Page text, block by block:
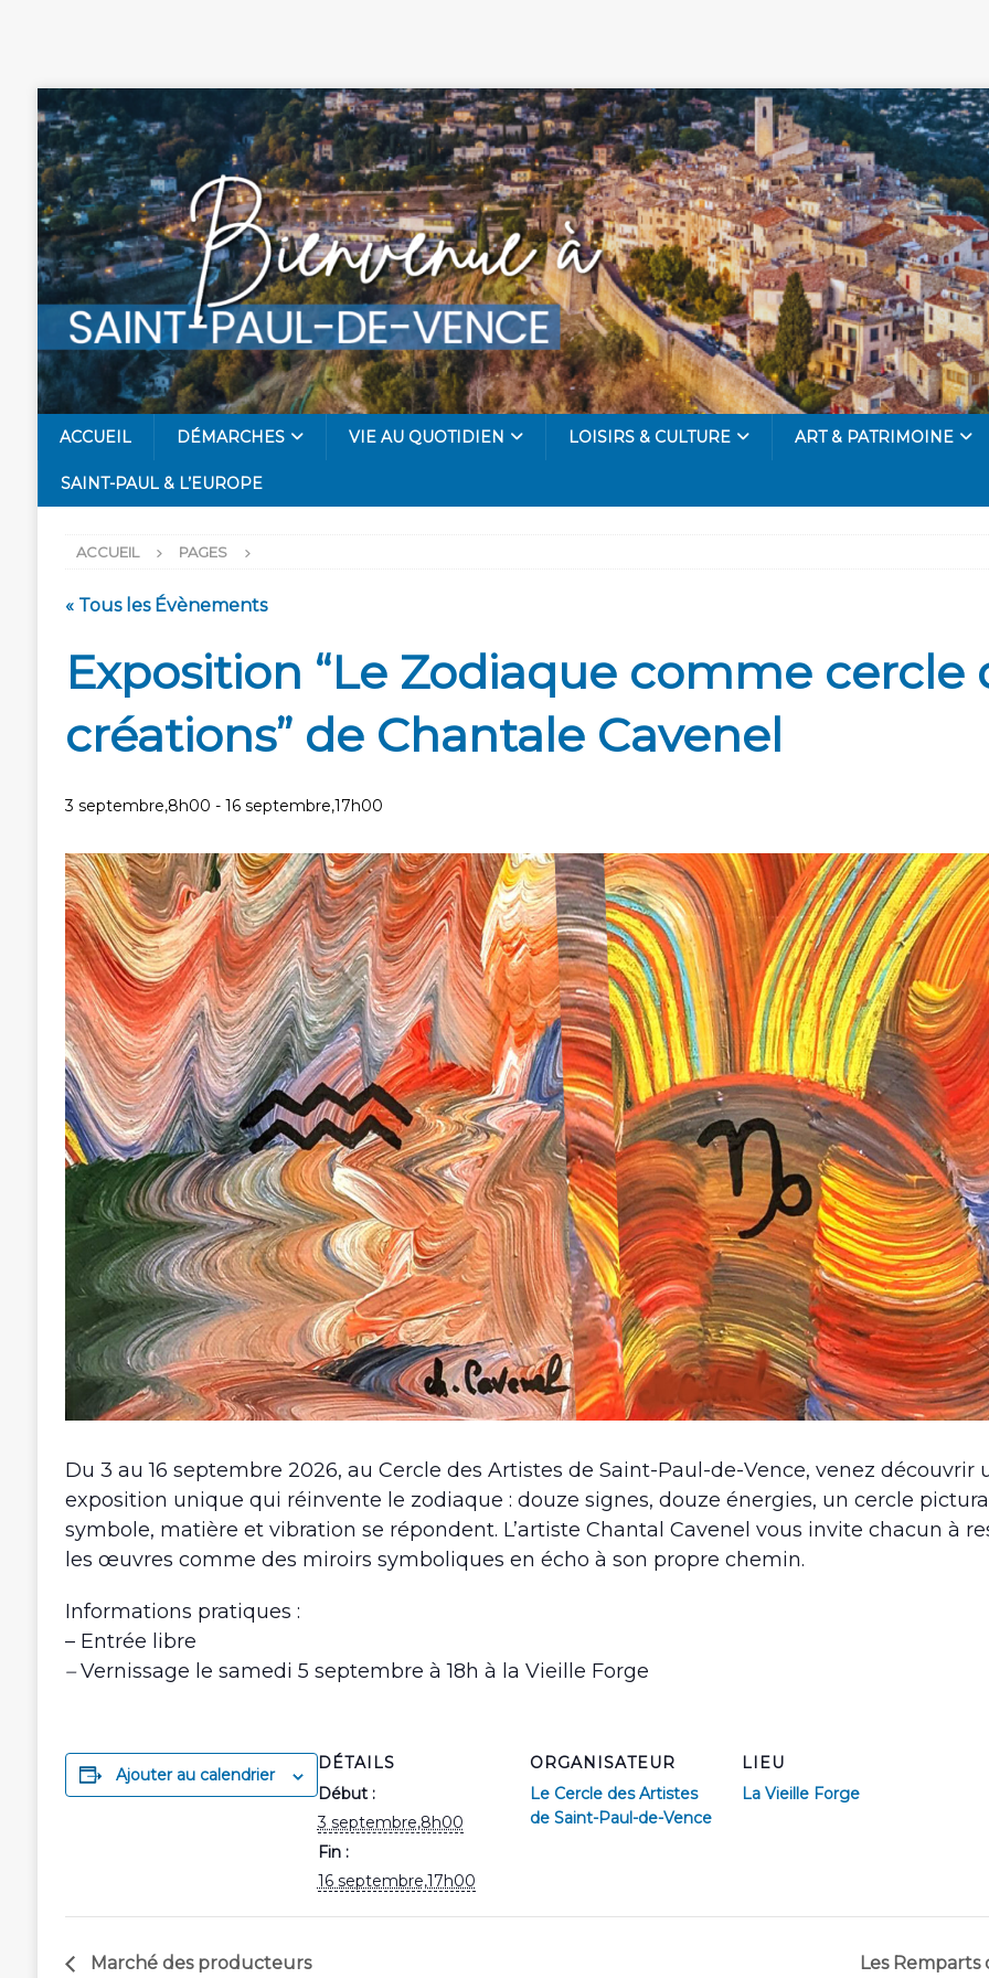
ACCUEIL DÉMARCHES VIE AU QUOTIDIEN LOISIRS & CULTURE ART & PATRIMOINE
SAINT-PAUL & L’EUROPE
ACCUEIL PAGES
« Tous les Évènements
Exposition “Le Zodiaque comme cercle
créations” de Chantale Cavenel
3 septembre,8h00 - 16 septembre,17h00
Du 3 au 16 septembre 2026, au Cercle des Artistes de Saint-Paul-de-Vence, venez découvrir
exposition unique qui réinvente le zodiaque : douze signes, douze énergies, un cercle
symbole, matière et vibration se répondent. L’artiste Chantal Cavenel vous invite chacun à
les œuvres comme des miroirs symboliques en écho à son propre chemin.
Informations pratiques :
– Entrée libre
–Vernissage le samedi 5 septembre à 18h à la Vieille Forge
Ajouter au calendrier
DÉTAILS
Début :
3 septembre,8h00
Fin :
16 septembre,17h00
ORGANISATEUR
Le Cercle des Artistes
de Saint-Paul-de-Vence
LIEU
La Vieille Forge
Marché des producteurs Les